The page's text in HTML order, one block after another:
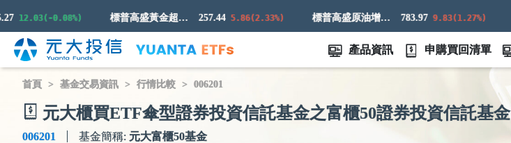
12.03(-0.08%) 標普高盛黃金超額回報指數 257.44 5.86(2.33%) 標普高盛原油增強超額回報指數 783.97 9.83(1.27%)
產品資訊 申購買回清單
首頁 基金交易資訊 行情比較 006201
元大櫃買ETF傘型證券投資信託基金之富櫃50證券投資信託基金
006201 基金簡稱: 元大富櫃50基金